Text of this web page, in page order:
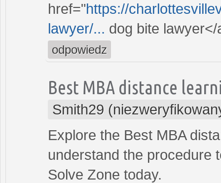
href="https://
lawyer/... dog bite lawyer</
odpowiedz
Best MBA distance
Smith29
Explore the Best MBA
understand the procedure
Solve Zone today.